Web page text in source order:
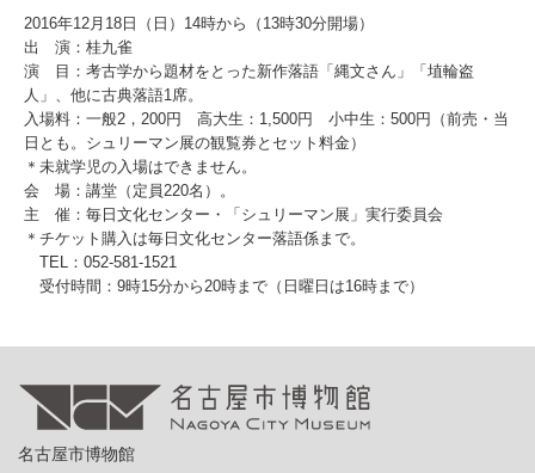
2016年12月18日（日）14時から（13時30分開場）
出 演：桂九雀
演 目：考古学から題材をとった新作落語「縄文さん」「埴輪盗
人」、他に古典落語1席。
入場料：一般2，200円 高大生：1,500円 小中生：500円（前売・当
日とも。シュリーマン展の観覧券とセット料金）
＊未就学児の入場はできません。
会 場：講堂（定員220名）。
主 催：毎日文化センター・「シュリーマン展」実行委員会
＊チケット購入は毎日文化センター落語係まで。
TEL：052-581-1521
受付時間：9時15分から20時まで（日曜日は16時まで）
名古屋市博物館